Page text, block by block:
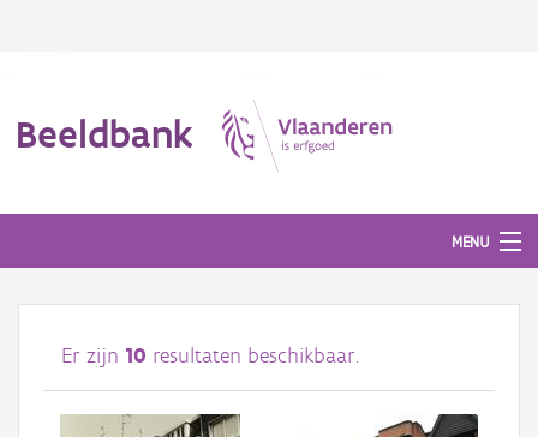
Beeldbank
MENU
Afbeeldingen
#BeeldIndeKijker
Er zijn 10 resultaten beschikbaar.